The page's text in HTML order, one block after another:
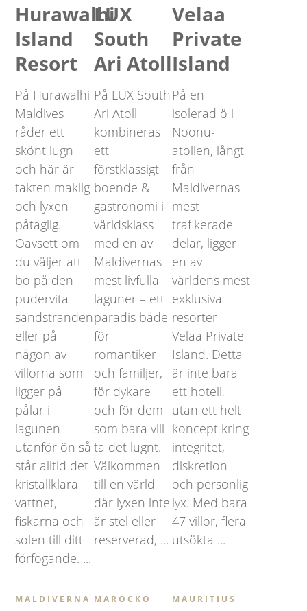
Hurawalhi
Island
Resort
På Hurawalhi
Maldives
råder ett
skönt lugn
och här är
takten maklig
och lyxen
påtaglig.
Oavsett om
du väljer att
bo på den
pudervita
sandstranden
eller på
någon av
villorna som
ligger på
pålar i
lagunen
utanför ön så
står alltid det
kristallklara
vattnet,
fiskarna och
solen till ditt
förfogande. ...
LUX
South
Ari Atoll
På LUX South
Ari Atoll
kombineras
ett
förstklassigt
boende &
gastronomi i
världsklass
med en av
Maldivernas
mest livfulla
laguner – ett
paradis både
för
romantiker
och familjer,
för dykare
och för dem
som bara vill
ta det lugnt.
Välkommen
till en värld
där lyxen inte
är stel eller
reserverad, ...
Velaa
Private
Island
På en
isolerad ö i
Noonu-
atollen, långt
från
Maldivernas
mest
trafikerade
delar, ligger
en av
världens mest
exklusiva
resorter –
Velaa Private
Island. Detta
är inte bara
ett hotell,
utan ett helt
koncept kring
integritet,
diskretion
och personlig
lyx. Med bara
47 villor, flera
utsökta ...
MALDIVERNA MAROCKO MAURITIUS